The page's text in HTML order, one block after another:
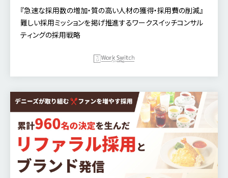
『急速な採用数の増加・質の高い人材の獲得・採用費の削減』
難しい採用ミッションを掲げ推進するワークスイッチコンサル
ティングの採用戦略